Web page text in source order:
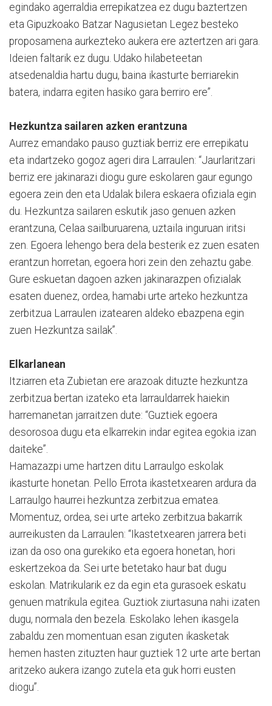
egindako agerraldia errepikatzea ez dugu baztertzen
eta Gipuzkoako Batzar Nagusietan Legez besteko
proposamena aurkezteko aukera ere aztertzen ari gara.
Ideien faltarik ez dugu. Udako hilabeteetan
atsedenaldia hartu dugu, baina ikasturte berriarekin
batera, indarra egiten hasiko gara berriro ere”.
Hezkuntza sailaren azken erantzuna
Aurrez emandako pauso guztiak berriz ere errepikatu
eta indartzeko gogoz ageri dira Larraulen: “Jaurlaritzari
berriz ere jakinarazi diogu gure eskolaren gaur egungo
egoera zein den eta Udalak bilera eskaera ofiziala egin
du. Hezkuntza sailaren eskutik jaso genuen azken
erantzuna, Celaa sailburuarena, uztaila inguruan iritsi
zen. Egoera lehengo bera dela besterik ez zuen esaten
erantzun horretan, egoera hori zein den zehaztu gabe.
Gure eskuetan dagoen azken jakinarazpen ofizialak
esaten duenez, ordea, hamabi urte arteko hezkuntza
zerbitzua Larraulen izatearen aldeko ebazpena egin
zuen Hezkuntza sailak”.
Elkarlanean
Itziarren eta Zubietan ere arazoak dituzte hezkuntza
zerbitzua bertan izateko eta larrauldarrek haiekin
harremanetan jarraitzen dute: “Guztiek egoera
desorosoa dugu eta elkarrekin indar egitea egokia izan
daiteke”.
Hamazazpi ume hartzen ditu Larraulgo eskolak
ikasturte honetan. Pello Errota ikastetxearen ardura da
Larraulgo haurrei hezkuntza zerbitzua ematea.
Momentuz, ordea, sei urte arteko zerbitzua bakarrik
aurreikusten da Larraulen: “Ikastetxearen jarrera beti
izan da oso ona gurekiko eta egoera honetan, hori
eskertzekoa da. Sei urte betetako haur bat dugu
eskolan. Matrikularik ez da egin eta gurasoek eskatu
genuen matrikula egitea. Guztiok ziurtasuna nahi izaten
dugu, normala den bezela. Eskolako lehen ikasgela
zabaldu zen momentuan esan ziguten ikasketak
hemen hasten zituzten haur guztiek 12 urte arte bertan
aritzeko aukera izango zutela eta guk horri eusten
diogu”.